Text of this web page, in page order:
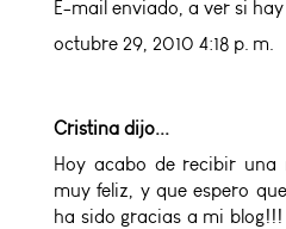
E-mail enviado, a ver si hay
octubre 29, 2010 4:18 p. m.
Cristina dijo...
Hoy acabo de recibir
muy feliz, y que espero
ha sido gracias a mi